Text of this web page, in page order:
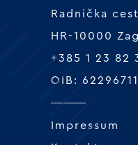
Radnička
HR-10000
+385 1 23 82
OIB:
Impressum